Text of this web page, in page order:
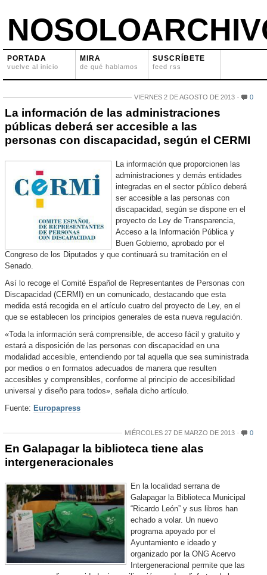
PORTADA
vuelve al inicio
MIRA
de qué hablamos
SUSCRÍBETE
feed rss
VIERNES 2 DE AGOSTO DE 2013 0
La información de las administraciones
públicas deberá ser accesible a las
personas con discapacidad, según el CERMI
La información que proporcionen las
administraciones y demás entidades
integradas en el sector público deberá
ser accesible a las personas con
discapacidad, según se dispone en el
proyecto de Ley de Transparencia,
Acceso a la Información Pública y
Buen Gobierno, aprobado por el
Congreso de los Diputados y que continuará su tramitación en el
Senado.
Así lo recoge el Comité Español de Representantes de Personas con
Discapacidad (CERMI) en un comunicado, destacando que esta
medida está recogida en el artículo cuatro del proyecto de Ley, en el
que se establecen los principios generales de esta nueva regulación.
«Toda la información será comprensible, de acceso fácil y gratuito y
estará a disposición de las personas con discapacidad en una
modalidad accesible, entendiendo por tal aquella que sea suministrada
por medios o en formatos adecuados de manera que resulten
accesibles y comprensibles, conforme al principio de accesibilidad
universal y diseño para todos», señala dicho artículo.
Fuente: Europapress
MIÉRCOLES 27 DE MARZO DE 2013 0
En Galapagar la biblioteca tiene alas
intergeneracionales
En la localidad serrana de
Galapagar la Biblioteca Municipal
“Ricardo León” y sus libros han
echado a volar. Un nuevo
programa apoyado por el
Ayuntamiento e ideado y
organizado por la ONG Acervo
Intergeneracional permite que las